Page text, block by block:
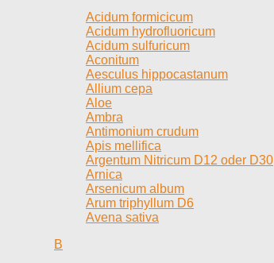
Acidum formicicum
Acidum hydrofluoricum
Acidum sulfuricum
Aconitum
Aesculus hippocastanum
Allium cepa
Aloe
Ambra
Antimonium crudum
Apis mellifica
Argentum Nitricum D12 oder D30
Arnica
Arsenicum album
Arum triphyllum D6
Avena sativa
B